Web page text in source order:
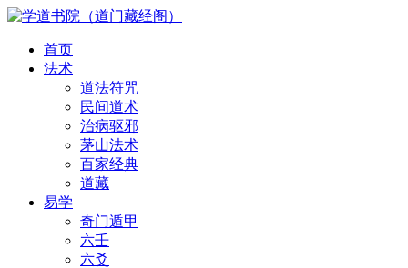
首页
法术
道法符咒
民间道术
治病驱邪
茅山法术
百家经典
道藏
易学
奇门遁甲
六壬
六爻